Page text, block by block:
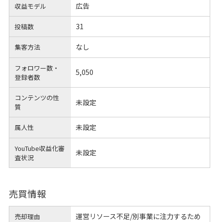
収益モデル 広告
投稿数 31
集客方法 なし
フォロワー数・
登録者数
5,050
コンテンツの性
質
未設定
属人性 未設定
YouTube収益化審
査状況
未設定
売買情報
売却理由 運営リソース不足/別事業に注力するため